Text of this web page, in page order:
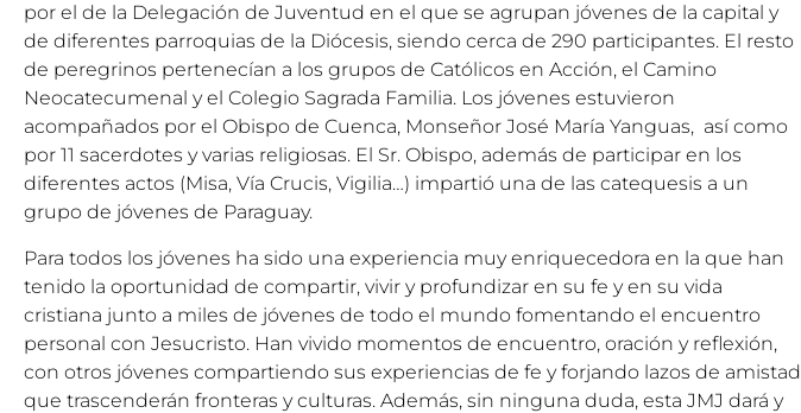
por el de la Delegación de Juventud en el que se agrupan jóvenes de la capital y
de diferentes parroquias de la Diócesis, siendo cerca de 290 participantes. El resto
de peregrinos pertenecían a los grupos de Católicos en Acción, el Camino
Neocatecumenal y el Colegio Sagrada Familia. Los jóvenes estuvieron
acompañados por el Obispo de Cuenca, Monseñor José María Yanguas, así como
por 11 sacerdotes y varias religiosas. El Sr. Obispo, además de participar en los
diferentes actos (Misa, Vía Crucis, Vigilia…) impartió una de las catequesis a un
grupo de jóvenes de Paraguay.
Para todos los jóvenes ha sido una experiencia muy enriquecedora en la que han
tenido la oportunidad de compartir, vivir y profundizar en su fe y en su vida
cristiana junto a miles de jóvenes de todo el mundo fomentando el encuentro
personal con Jesucristo. Han vivido momentos de encuentro, oración y reflexión,
con otros jóvenes compartiendo sus experiencias de fe y forjando lazos de amistad
que trascenderán fronteras y culturas. Además, sin ninguna duda, esta JMJ dará y